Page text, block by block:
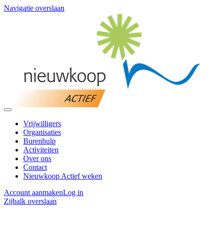
Navigatie overslaan
Vrijwilligers
Organisaties
Burenhulp
Activiteiten
Over ons
Contact
Nieuwkoop Actief weken
Account aanmakenLog in
Zijbalk overslaan